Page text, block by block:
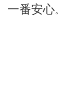
一番安心。